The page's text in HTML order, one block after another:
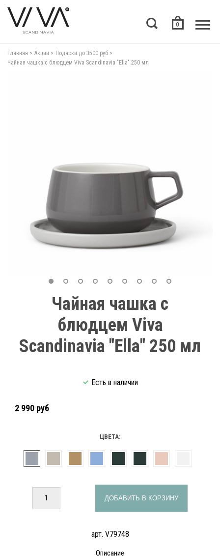
0
Главная Акции
Подарки до 3500 руб
Чайная чашка с блюдцем Viva Scandinavia "Ella" 250 мл
Чайная чашка с
блюдцем Viva
Scandinavia "Ella" 250 мл
Есть в наличии
2 990 руб
ЦВЕТА:
ДОБАВИТЬ В КОРЗИНУ
арт. V79748
Описание